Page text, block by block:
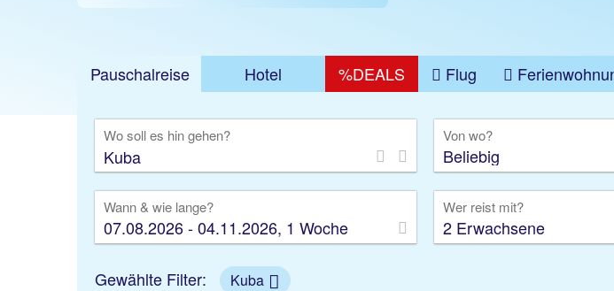
Pauschalreise Hotel %DEALS Flug
Wo soll es hin gehen? Von wo?
Beliebig
Wann & wie lange?
07.08.2026 - 04.11.2026, 1 Woche
Wer reist mit?
2 Erwachsene
Gewählte Filter: Kuba